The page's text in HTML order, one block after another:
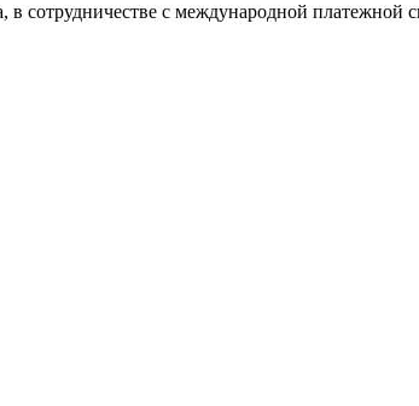
сотрудничестве с международной платежной